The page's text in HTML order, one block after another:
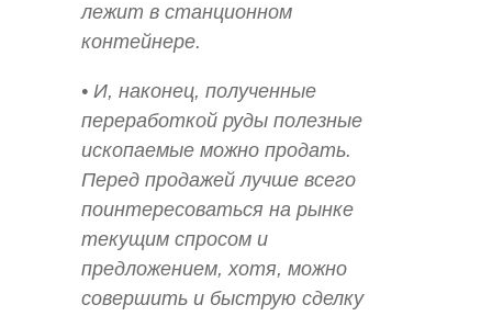
лежит в станционном
контейнере.
• И, наконец, полученные
переработкой руды полезные
ископаемые можно продать.
Перед продажей лучше всего
поинтересоваться на рынке
текущим спросом и
предложением, хотя, можно
совершить и быструю сделку